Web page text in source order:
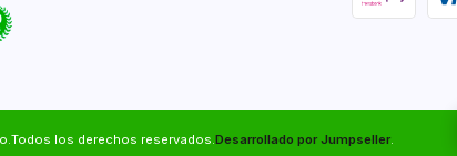
los derechos reservados. Desarrollado por Jumpseller.